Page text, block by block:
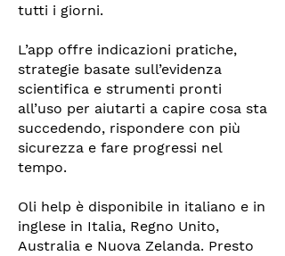
tutti i giorni.
L’app offre indicazioni pratiche,
strategie basate sull’evidenza
scientifica e strumenti pronti
all’uso per aiutarti a capire cosa sta
succedendo, rispondere con più
sicurezza e fare progressi nel
tempo.
Oli help è disponibile in italiano e in
inglese in Italia, Regno Unito,
Australia e Nuova Zelanda. Presto